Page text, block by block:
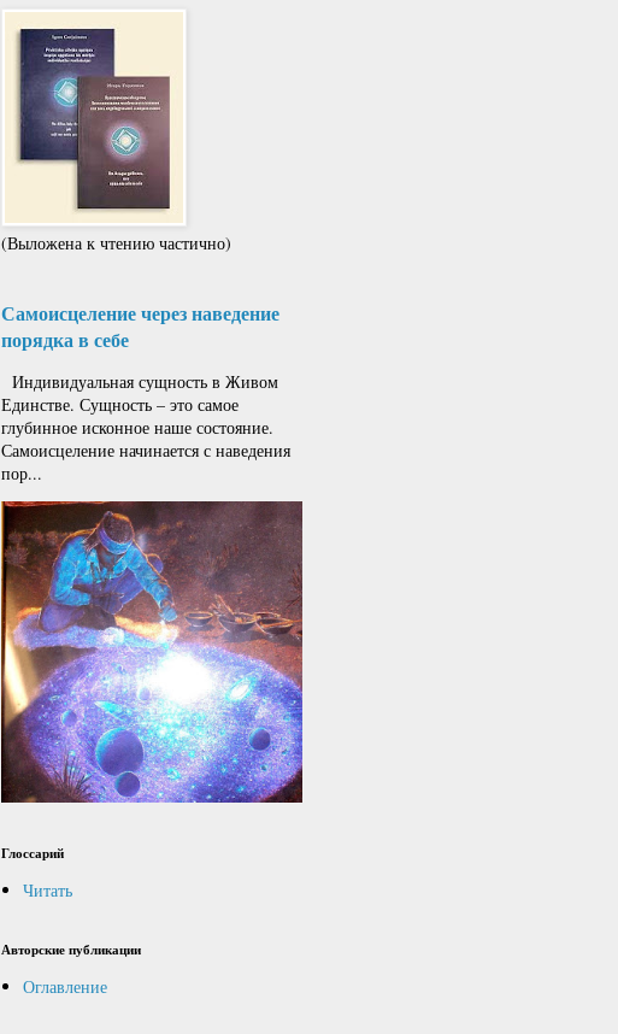
(Выложена к чтению частично)
Самоисцеление через наведение
порядка в себе
Индивидуальная сущность в Живом
Единстве. Сущность – это самое
глубинное исконное наше состояние.
Самоисцеление начинается с наведения
пор...
Глоссарий
Читать
Авторские публикации
Оглавление